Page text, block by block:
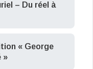
– Du réel à
« George
»